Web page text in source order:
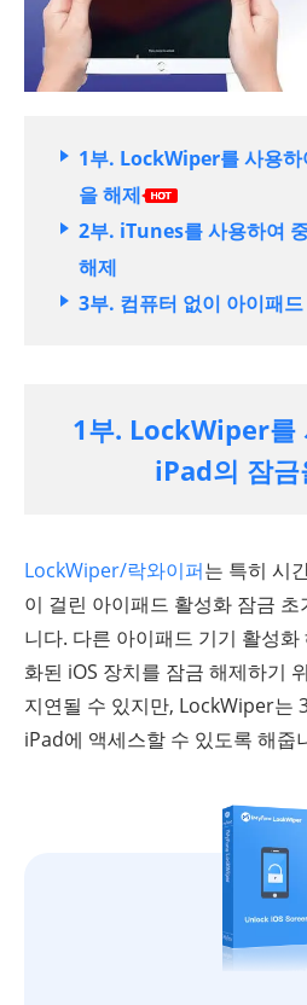
1부. LockWiper를 사용
을 해제
2부. iTunes를 사용하여
해제
3부. 컴퓨터 없이 아이패
1부. LockWiper를
iPad의 잠금
LockWiper/락와이퍼는 특히 시
이 걸린 아이패드 활성화 잠금
니다. 다른 아이패드 기기 활성
화된 iOS 장치를 잠금 해제하기
지연될 수 있지만, LockWiper는
iPad에 액세스할 수 있도록 해줍